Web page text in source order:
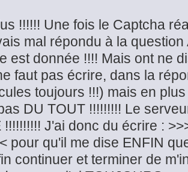
!!!!!! Une fois le Captcha
mal répondu à la question
est donnée !!!! Mais ont ne
faut pas écrire, dans la
toujours !!!) mais en
DU TOUT !!!!!!!!! Le
!!!!!!!!!! J'ai donc du écrire :
pour qu'il me dise ENFIN
continuer et terminer de